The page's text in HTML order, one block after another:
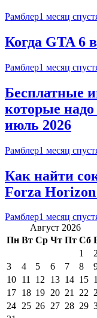
Рамблер1 месяц
Когда GTA 6
Рамблер1 месяц
Бесплатные
которые надо
июль 2026
Рамблер1 месяц
Как найти
Forza
Рамблер1 месяц
Август 2026
Пн Вт Ср Чт Пт Сб
1
3
4 5 6 7 8
10 11 12 13 14 15
17 18 19 20 21 22
24 25 26 27 28 29